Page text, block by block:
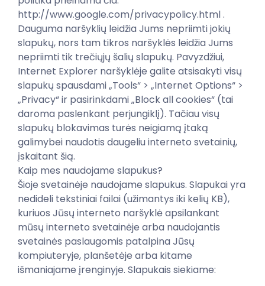
http://www.google.com/privacypolicy.html .
Dauguma naršyklių leidžia Jums nepriimti jokių
slapukų, nors tam tikros naršyklės leidžia Jums
nepriimti tik trečiųjų šalių slapukų. Pavyzdžiui,
Internet Explorer naršyklėje galite atsisakyti visų
slapukų spausdami „Tools“ > „Internet Options“ >
„Privacy“ ir pasirinkdami „Block all cookies“ (tai
daroma paslenkant perjungiklį). Tačiau visų
slapukų blokavimas turės neigiamą įtaką
galimybei naudotis daugeliu interneto svetainių,
įskaitant šią.
Kaip mes naudojame slapukus?
Šioje svetainėje naudojame slapukus. Slapukai yra
nedideli tekstiniai failai (užimantys iki kelių KB),
kuriuos Jūsų interneto naršyklė apsilankant
mūsų interneto svetainėje arba naudojantis
svetainės paslaugomis patalpina Jūsų
kompiuteryje, planšetėje arba kitame
išmaniajame įrenginyje. Slapukais siekiame: